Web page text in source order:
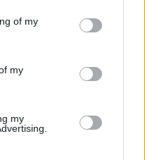
of my
my
my